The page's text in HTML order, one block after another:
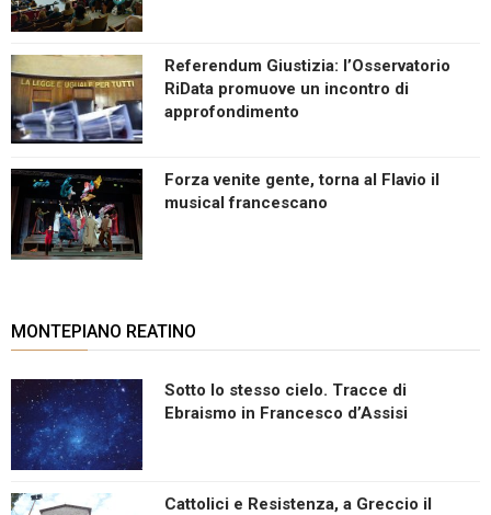
Referendum Giustizia: l’Osservatorio
RiData promuove un incontro di
approfondimento
Forza venite gente, torna al Flavio il
musical francescano
MONTEPIANO REATINO
Sotto lo stesso cielo. Tracce di
Ebraismo in Francesco d’Assisi
Cattolici e Resistenza, a Greccio il